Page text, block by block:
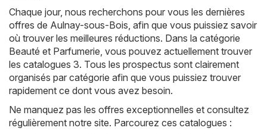
Chaque jour, nous recherchons pour vous les dernières
offres de Aulnay-sous-Bois, afin que vous puissiez savoir
où trouver les meilleures réductions. Dans la catégorie
Beauté et Parfumerie, vous pouvez actuellement trouver
les catalogues 3. Tous les prospectus sont clairement
organisés par catégorie afin que vous puissiez trouver
rapidement ce dont vous avez besoin.
Ne manquez pas les offres exceptionnelles et consultez
régulièrement notre site. Parcourez ces catalogues :